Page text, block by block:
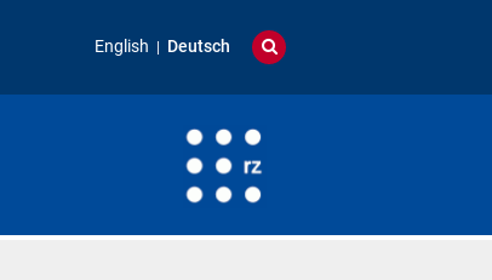
English Deutsch